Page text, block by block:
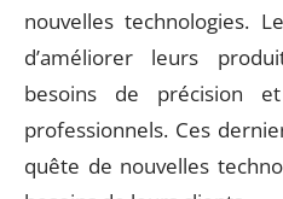
nouvelles technologies.
d’améliorer leurs
besoins de précision
professionnels. Ces
quête de nouvelles